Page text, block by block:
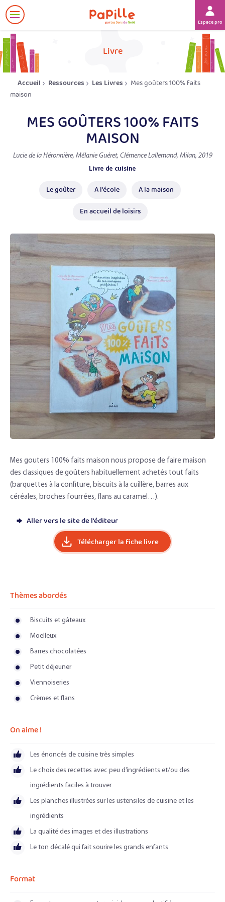
Afficher
le
menu
Espace
Livre
Accueil Ressources Les Livres
Mes goûters 100% faits
maison
MES GOÛTERS 100% FAITS
MAISON
Lucie de la Héronnière, Mélanie Guéret, Clémence Lallemand, Milan, 2019
Livre de cuisine
Le goûter A l'école A la maison
En accueil de loisirs
Mes gouters 100% faits maison nous propose de faire maison
des classiques de goûters habituellement achetés tout faits
(barquettes à la confiture, biscuits à la cuillère, barres aux
céréales, broches fourrées, flans au caramel…).
Aller vers le site de l'éditeur
Télécharger la fiche livre
Thèmes abordés
Biscuits et gâteaux
Moelleux
Barres chocolatées
Petit déjeuner
Viennoiseries
Crèmes et flans
On aime !
Les énoncés de cuisine très simples
Le choix des recettes avec peu d’ingrédients et/ou des
ingrédients faciles à trouver
Les planches illustrées sur les ustensiles de cuisine et les
ingrédients
La qualité des images et des illustrations
Le ton décalé qui fait sourire les grands enfants
Format